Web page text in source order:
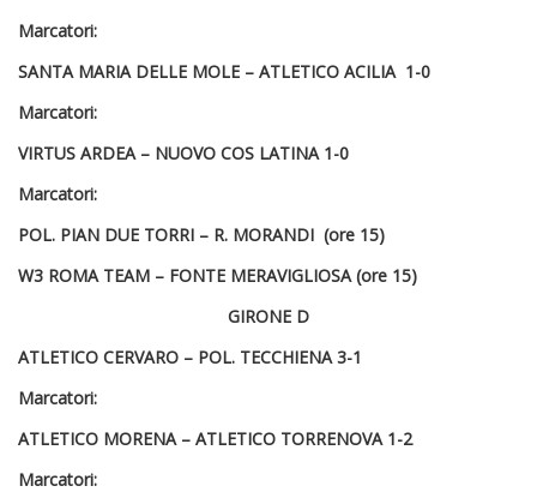
Marcatori:
SANTA MARIA DELLE MOLE – ATLETICO ACILIA 1-0
Marcatori:
VIRTUS ARDEA – NUOVO COS LATINA 1-0
Marcatori:
POL. PIAN DUE TORRI – R. MORANDI (ore 15)
W3 ROMA TEAM – FONTE MERAVIGLIOSA (ore 15)
GIRONE D
ATLETICO CERVARO – POL. TECCHIENA 3-1
Marcatori:
ATLETICO MORENA – ATLETICO TORRENOVA 1-2
Marcatori: